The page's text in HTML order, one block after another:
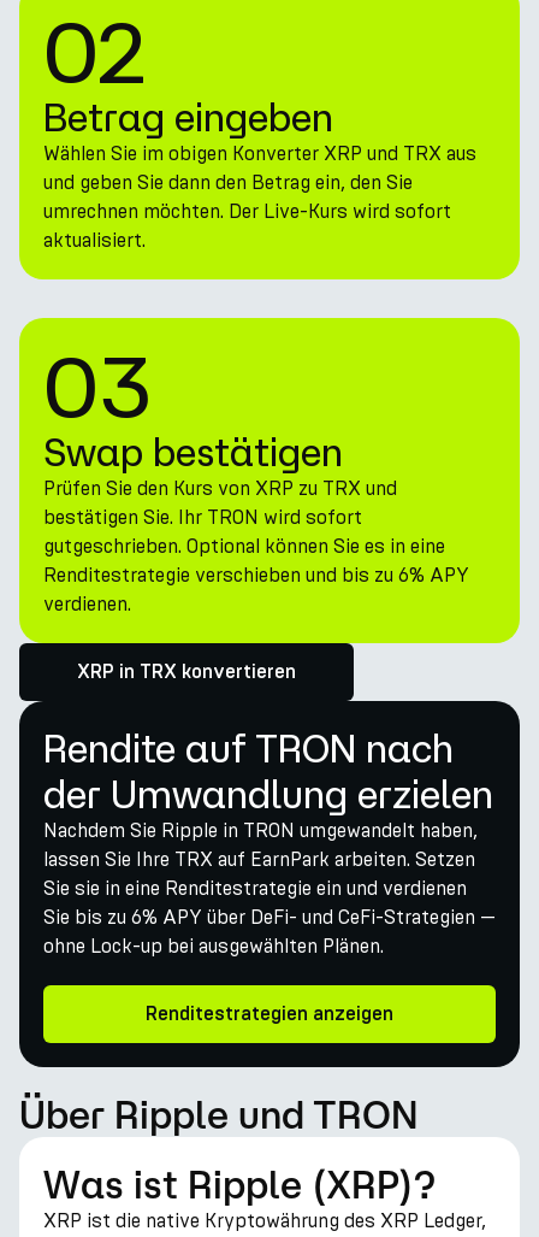
02
Betrag eingeben
Wählen Sie im obigen Konverter XRP und TRX aus
und geben Sie dann den Betrag ein, den Sie
umrechnen möchten. Der Live-Kurs wird sofort
aktualisiert.
03
Swap bestätigen
Prüfen Sie den Kurs von XRP zu TRX und
bestätigen Sie. Ihr TRON wird sofort
gutgeschrieben. Optional können Sie es in eine
Renditestrategie verschieben und bis zu 6% APY
verdienen.
XRP in TRX konvertieren
Rendite auf TRON nach
der Umwandlung erzielen
Nachdem Sie Ripple in TRON umgewandelt haben,
lassen Sie Ihre TRX auf EarnPark arbeiten. Setzen
Sie sie in eine Renditestrategie ein und verdienen
Sie bis zu 6% APY über DeFi- und CeFi-Strategien —
ohne Lock-up bei ausgewählten Plänen.
Renditestrategien anzeigen
Über Ripple und TRON
Was ist Ripple (XRP)?
XRP ist die native Kryptowährung des XRP Ledger,